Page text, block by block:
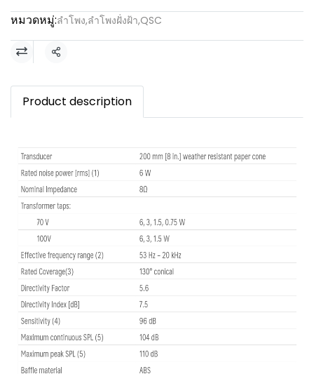
หมวดหมู่:ลำโพง,ลำโพงฝั่งฝ้า,QSC
แชร์
Product description